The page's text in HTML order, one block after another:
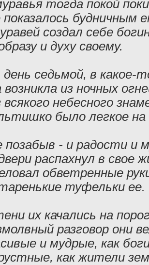
тогда покой
показалось будничным
создал себе
и духу своему.
седьмой, в какое-
возникла из ночных
всякого небесного
было легкое на
позабыв - и радости и
распахнул в свое
обветренные
туфельки ее.
их качались на
разговор они
и мудрые, как
как жители